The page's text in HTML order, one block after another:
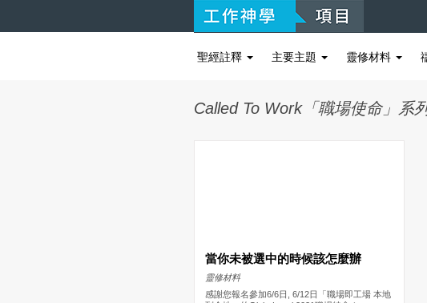
聖經註釋 主要主題 靈修材料
Called To Work「職場使命」系
當你未被選中的時候該怎麼辦
靈修材料
​感謝您報名參加6/6日, 6/12日「職場即工場 本地